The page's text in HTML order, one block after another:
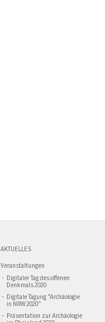
AKTUELLES
Veranstaltungen
Digitaler Tag des offenen
Denkmals 2020
Digitale Tagung "Archäologie
in NRW 2020"
Präsentation zur Archäologie